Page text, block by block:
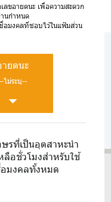
ลขอายตนะ เพื่อความสะดวก
นกำหนด
มงคลที่ชอบไว้ในแฟ้มส่วน
ายตนะ
ไม่ระบุ--
รที่เป็นอุตสาหะนำ
อชั่วโมงสำหรับใช้
มงคลทั้งหมด